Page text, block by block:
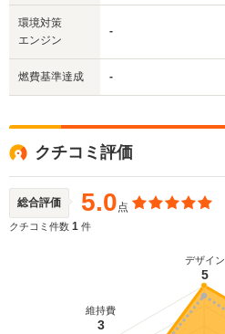
環境対策
エンジン
-
燃費基準達成 -
クチコミ評価
総合評価 5.0点
クチコミ件数 1 件
デザイン
5
維持費
3